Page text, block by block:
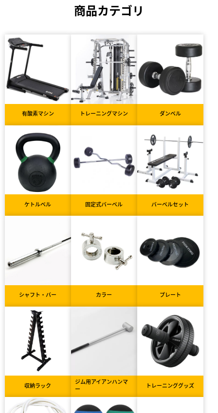
商品カテゴリ
有酸素マシン トレーニングマシン ダンベル
ケトルベル 固定式バーベル バーベルセット
シャフト・バー カラー プレート
収納ラック
ジム用アイアンハンマ
ー
トレーニンググッズ